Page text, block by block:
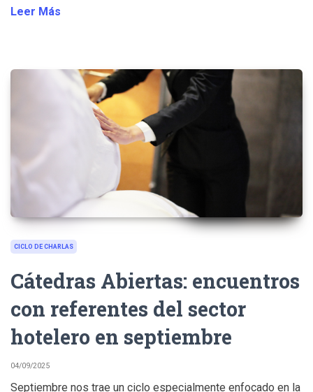
Leer Más
CICLO DE CHARLAS
Cátedras Abiertas: encuentros
con referentes del sector
hotelero en septiembre
04/09/2025
Septiembre nos trae un ciclo especialmente enfocado en la